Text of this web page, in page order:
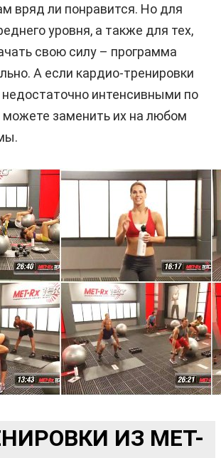
вряд ли понравится. Но для
уровня, а также для тех,
свою силу – программа
А если кардио-тренировки
интенсивными по
можете заменить их на любом
ИЗ MET-